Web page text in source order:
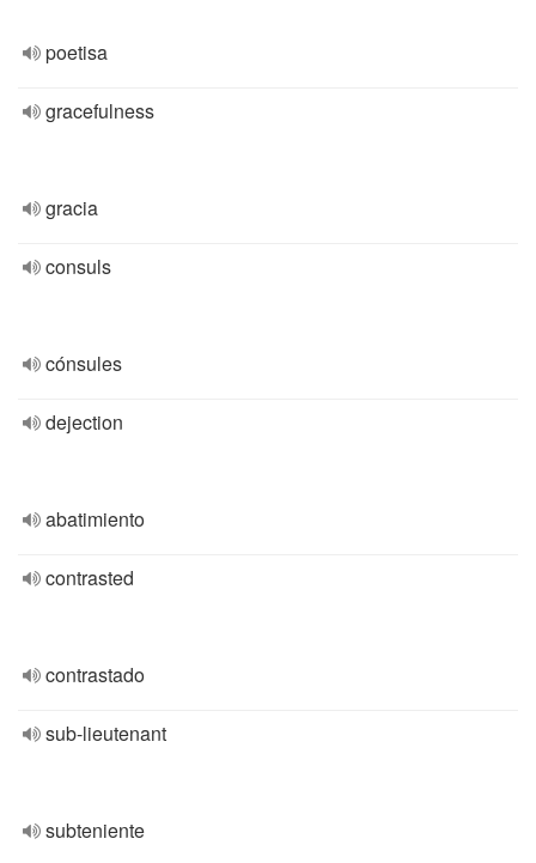
poetisa
gracefulness
gracia
consuls
cónsules
dejection
abatimiento
contrasted
contrastado
sub-lieutenant
subteniente